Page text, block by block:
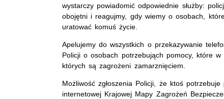
wystarczy powiadomić odpowiednie służby:
obojętni i reagujmy, gdy wiemy o osobach,
uratować komuś życie.
Apelujemy do wszystkich o przekazywanie
Policji o osobach potrzebująch pomocy, które
których są zagrożeni zamarznięciem.
Możliwość zgłoszenia Policji, że ktoś
internetowej Krajowej Mapy Zagrożeń